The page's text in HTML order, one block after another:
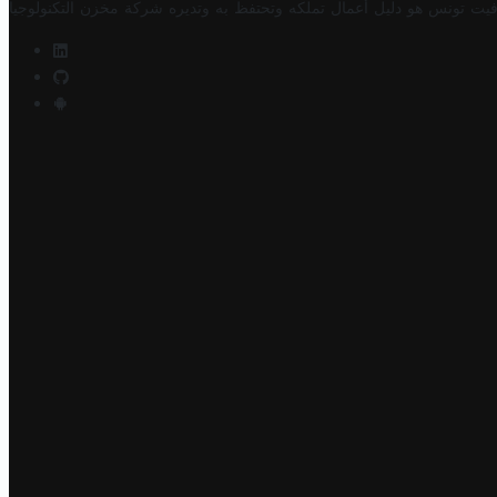
تونس هو دليل أعمال تملكه وتحتفظ به وتديره شركة مخزن التكنولوجيا